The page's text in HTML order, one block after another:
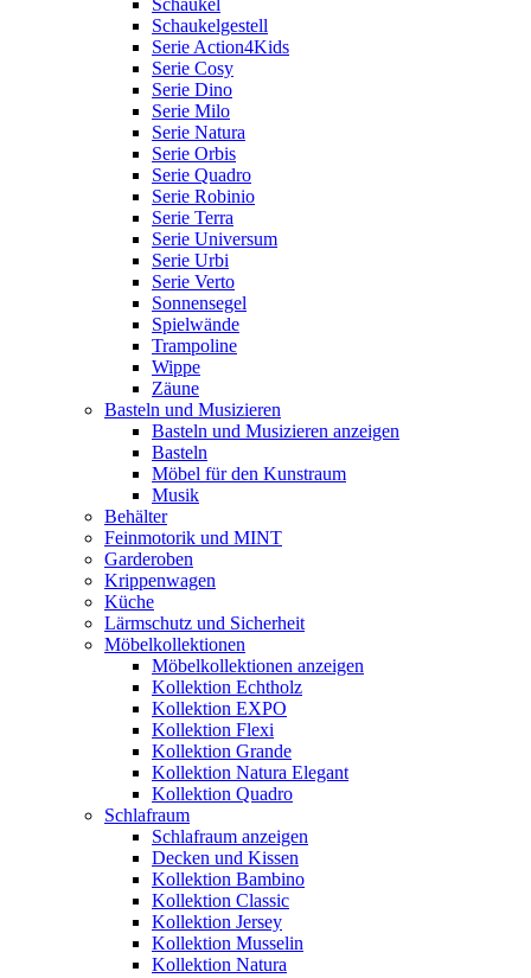
Schaukel
Schaukelgestell
Serie Action4Kids
Serie Cosy
Serie Dino
Serie Milo
Serie Natura
Serie Orbis
Serie Quadro
Serie Robinio
Serie Terra
Serie Universum
Serie Urbi
Serie Verto
Sonnensegel
Spielwände
Trampoline
Wippe
Zäune
Basteln und Musizieren
Basteln und Musizieren anzeigen
Basteln
Möbel für den Kunstraum
Musik
Behälter
Feinmotorik und MINT
Garderoben
Krippenwagen
Küche
Lärmschutz und Sicherheit
Möbelkollektionen
Möbelkollektionen anzeigen
Kollektion Echtholz
Kollektion EXPO
Kollektion Flexi
Kollektion Grande
Kollektion Natura Elegant
Kollektion Quadro
Schlafraum
Schlafraum anzeigen
Decken und Kissen
Kollektion Bambino
Kollektion Classic
Kollektion Jersey
Kollektion Musselin
Kollektion Natura